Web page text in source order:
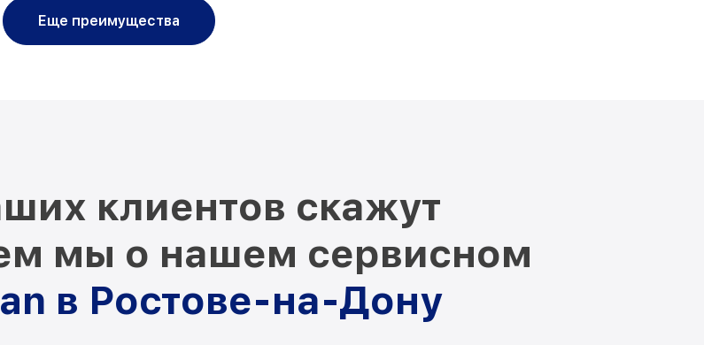
Еще преимущества
клиентов скажут
мы о нашем сервисном
в Ростове-на-Дону